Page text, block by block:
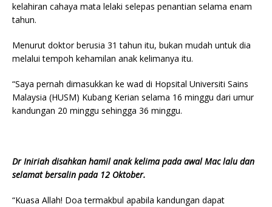
kelahiran cahaya mata lelaki selepas penantian selama enam
tahun.
Menurut doktor berusia 31 tahun itu, bukan mudah untuk dia
melalui tempoh kehamilan anak kelimanya itu.
“Saya pernah dimasukkan ke wad di Hopsital Universiti Sains
Malaysia (HUSM) Kubang Kerian selama 16 minggu dari umur
kandungan 20 minggu sehingga 36 minggu.
Dr Iniriah disahkan hamil anak kelima pada awal Mac lalu dan
selamat bersalin pada 12 Oktober.
“Kuasa Allah! Doa termakbul apabila kandungan dapat